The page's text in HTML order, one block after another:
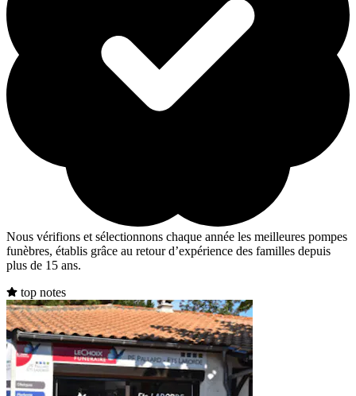
Nous vérifions et sélectionnons chaque année les meilleures pompes
funèbres, établis grâce au retour d’expérience des familles depuis
plus de 15 ans.
top notes